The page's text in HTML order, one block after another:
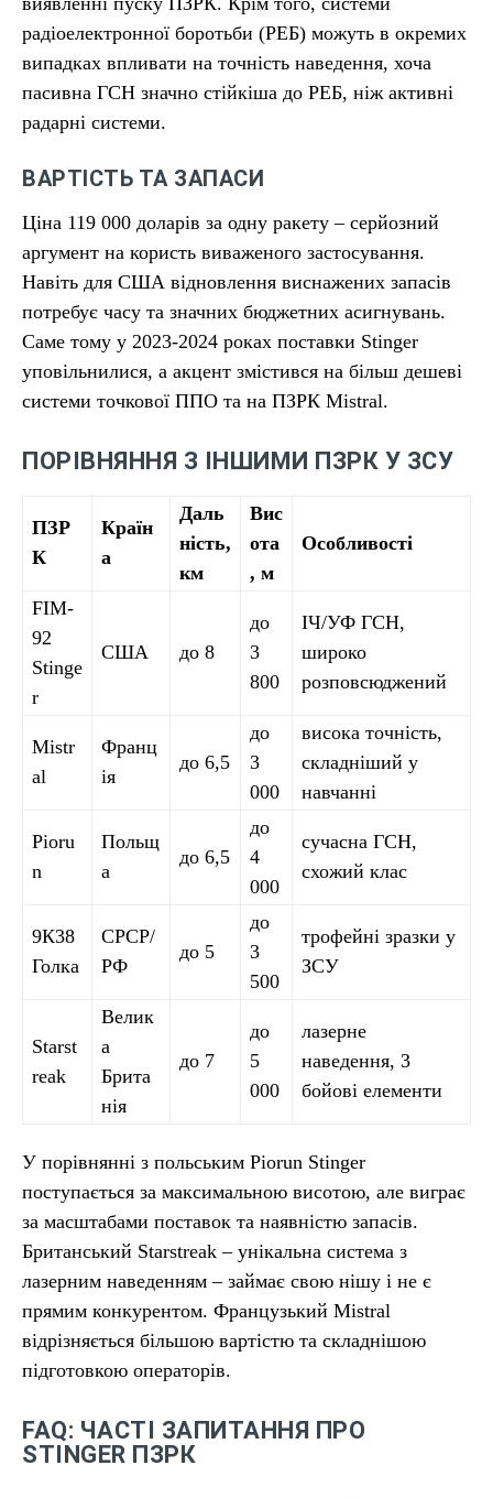
радіоелектронної боротьби (РЕБ) можуть в окремих
випадках впливати на точність наведення, хоча
пасивна ГСН значно стійкіша до РЕБ, ніж активні
радарні системи.
ВАРТІСТЬ ТА ЗАПАСИ
Ціна 119 000 доларів за одну ракету – серйозний
аргумент на користь виваженого застосування.
Навіть для США відновлення виснажених запасів
потребує часу та значних бюджетних асигнувань.
Саме тому у 2023-2024 роках поставки Stinger
уповільнилися, а акцент змістився на більш дешеві
системи точкової ППО та на ПЗРК Mistral.
ПОРІВНЯННЯ З ІНШИМИ ПЗРК У ЗСУ
ПЗР
К
Країн
а
Даль
ність,
км
Вис
ота
, м
Особливості
FIM-
92
Stinge
r
США до 8
до
3
800
ІЧ/УФ ГСН,
широко
розповсюджений
Mistr
al
Франц
ія
до 6,5
до
3
000
висока точність,
складніший у
навчанні
Pioru
n
Польщ
а
до 6,5
до
4
000
сучасна ГСН,
схожий клас
9К38
Голка
СРСР/
РФ
до 5
до
3
500
трофейні зразки у
ЗСУ
Starst
reak
Велик
а
Брита
нія
до 7
до
5
000
лазерне
наведення, 3
бойові елементи
У порівнянні з польським Piorun Stinger
поступається за максимальною висотою, але виграє
за масштабами поставок та наявністю запасів.
Британський Starstreak – унікальна система з
лазерним наведенням – займає свою нішу і не є
прямим конкурентом. Французький Mistral
відрізняється більшою вартістю та складнішою
підготовкою операторів.
FAQ: ЧАСТІ ЗАПИТАННЯ ПРО
STINGER ПЗРК